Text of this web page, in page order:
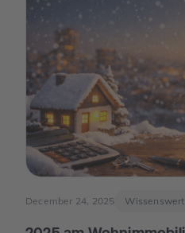
December 24, 2025